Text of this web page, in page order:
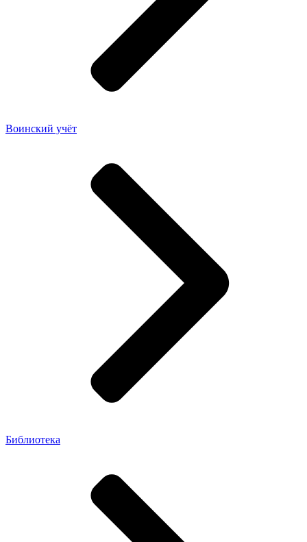
Воинский учёт
Библиотека